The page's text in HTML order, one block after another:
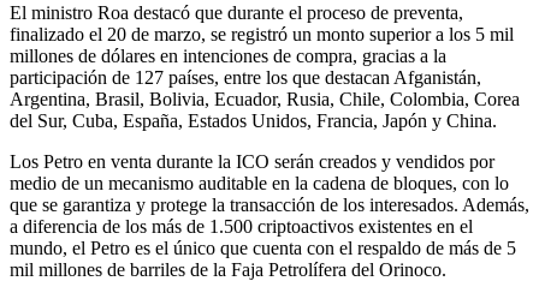
El ministro Roa destacó que durante el proceso de preventa,
finalizado el 20 de marzo, se registró un monto superior a los 5 mil
millones de dólares en intenciones de compra, gracias a la
participación de 127 países, entre los que destacan Afganistán,
Argentina, Brasil, Bolivia, Ecuador, Rusia, Chile, Colombia, Corea
del Sur, Cuba, España, Estados Unidos, Francia, Japón y China.
Los Petro en venta durante la ICO serán creados y vendidos por
medio de un mecanismo auditable en la cadena de bloques, con lo
que se garantiza y protege la transacción de los interesados. Además,
a diferencia de los más de 1.500 criptoactivos existentes en el
mundo, el Petro es el único que cuenta con el respaldo de más de 5
mil millones de barriles de la Faja Petrolífera del Orinoco.